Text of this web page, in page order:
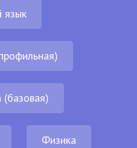
язык
Физика